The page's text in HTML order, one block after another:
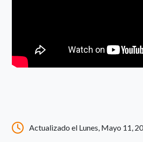
Actualizado el Lunes, Mayo 11,